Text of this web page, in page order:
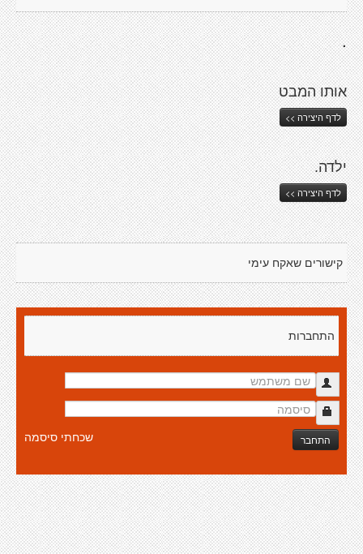
.
אותו המבט
לדף היצירה >>
ילדה.
לדף היצירה >>
קישורים שאקח עימי
התחברות
התחבר שכחתי סיסמה